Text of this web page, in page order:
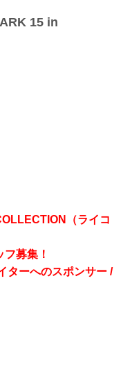
15 in
（ライコ
募集！
ターへのスポンサー /